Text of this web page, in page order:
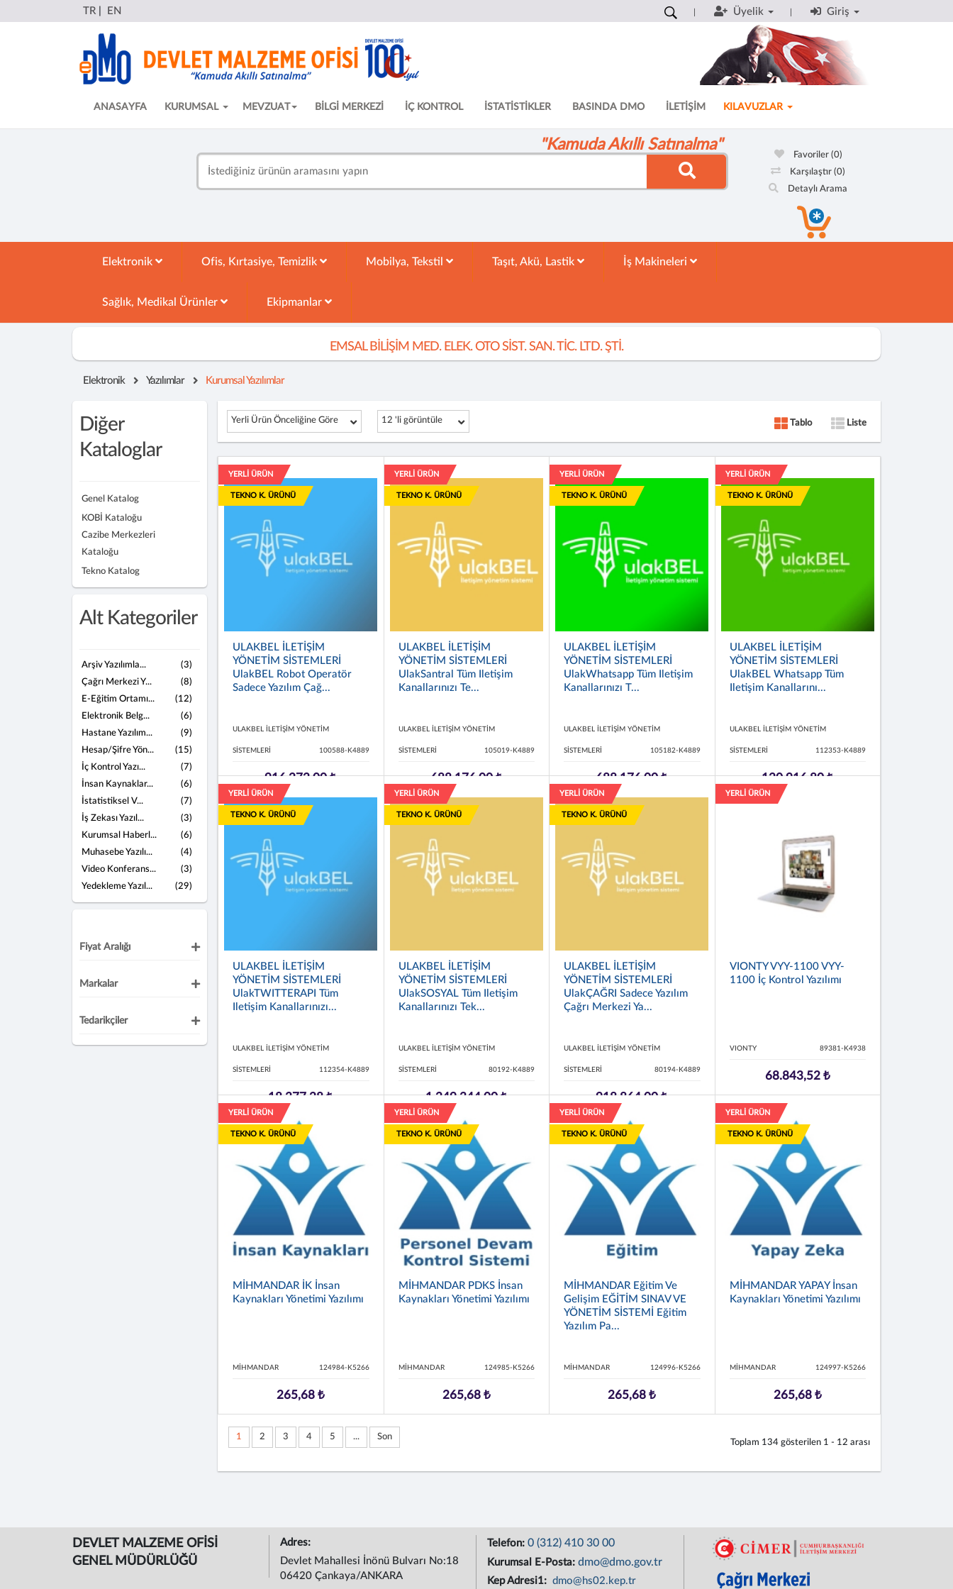
TR EN Üyelik Giriş
ANASAYFA KURUMSAL MEVZUAT BİLGİ MERKEZİ İÇ KONTROL İSTATİSTİKLER BASINDA DMO İLETİŞİM KILAVUZLAR
"Kamuda Akıllı Satınalma"
Favoriler (0)
Karşılaştır (0)
Detaylı Arama
Elektronik Ofis, Kırtasiye, Temizlik Mobilya, Tekstil Taşıt, Akü, Lastik İş Makineleri
Sağlık, Medikal Ürünler Ekipmanlar
EMSAL BİLİŞİM MED. ELEK. OTO SİST. SAN. TİC. LTD. ŞTİ.
Elektronik Yazılımlar Kurumsal Yazılımlar
Diğer
Kataloglar
Genel Katalog
KOBİ Kataloğu
Cazibe Merkezleri
Kataloğu
Tekno Katalog
Alt Kategoriler
Arşiv Yazılımla...
(3)
Çağrı Merkezi Y...
(8)
E-Eğitim Ortamı...
(12)
Elektronik Belg...
(6)
Hastane Yazılım...
(9)
Hesap/Şifre Yön...
(15)
İç Kontrol Yazı...
(7)
İnsan Kaynaklar...
(6)
İstatistiksel V...
(7)
İş Zekası Yazıl...
(3)
Kurumsal Haberl...
(6)
Muhasebe Yazılı...
(4)
Video Konferans...
(3)
Yedekleme Yazıl...
(29)
Fiyat Aralığı
Markalar
Tedarikçiler
Yerli Ürün Önceliğine Göre 12 'li görüntüle Tablo Liste
YERLİ ÜRÜN
TEKNO K. ÜRÜNÜ
ULAKBEL İLETİŞİM
YÖNETİM SİSTEMLERİ
UlakBEL Robot Operatör
Sadece Yazılım Çağ...
ULAKBEL İLETİŞİM YÖNETİM
SİSTEMLERİ 100588-K4889
916.272,00 ₺
YERLİ ÜRÜN
TEKNO K. ÜRÜNÜ
ULAKBEL İLETİŞİM
YÖNETİM SİSTEMLERİ
UlakSantral Tüm Iletişim
Kanallarınızı Te...
ULAKBEL İLETİŞİM YÖNETİM
SİSTEMLERİ 105019-K4889
688.176,00 ₺
YERLİ ÜRÜN
TEKNO K. ÜRÜNÜ
ULAKBEL İLETİŞİM
YÖNETİM SİSTEMLERİ
UlakWhatsapp Tüm Iletişim
Kanallarınızı T...
ULAKBEL İLETİŞİM YÖNETİM
SİSTEMLERİ 105182-K4889
688.176,00 ₺
YERLİ ÜRÜN
TEKNO K. ÜRÜNÜ
ULAKBEL İLETİŞİM
YÖNETİM SİSTEMLERİ
UlakBEL Whatsapp Tüm
Iletişim Kanallarını...
ULAKBEL İLETİŞİM YÖNETİM
SİSTEMLERİ 112353-K4889
120.916,80 ₺
YERLİ ÜRÜN
TEKNO K. ÜRÜNÜ
ULAKBEL İLETİŞİM
YÖNETİM SİSTEMLERİ
UlakTWITTERAPI Tüm
Iletişim Kanallarınızı...
ULAKBEL İLETİŞİM YÖNETİM
SİSTEMLERİ 112354-K4889
18.377,28 ₺
YERLİ ÜRÜN
TEKNO K. ÜRÜNÜ
ULAKBEL İLETİŞİM
YÖNETİM SİSTEMLERİ
UlakSOSYAL Tüm Iletişim
Kanallarınızı Tek...
ULAKBEL İLETİŞİM YÖNETİM
SİSTEMLERİ 80192-K4889
1.249.344,00 ₺
YERLİ ÜRÜN
TEKNO K. ÜRÜNÜ
ULAKBEL İLETİŞİM
YÖNETİM SİSTEMLERİ
UlakÇAĞRI Sadece Yazılım
Çağrı Merkezi Ya...
ULAKBEL İLETİŞİM YÖNETİM
SİSTEMLERİ 80194-K4889
918.864,00 ₺
YERLİ ÜRÜN
VIONTY VYY-1100 VYY-
1100 İç Kontrol Yazılımı
VIONTY 89381-K4938
68.843,52 ₺
YERLİ ÜRÜN
TEKNO K. ÜRÜNÜ
MİHMANDAR İK İnsan
Kaynakları Yönetimi Yazılımı
MİHMANDAR 124984-K5266
265,68 ₺
YERLİ ÜRÜN
TEKNO K. ÜRÜNÜ
MİHMANDAR PDKS İnsan
Kaynakları Yönetimi Yazılımı
MİHMANDAR 124985-K5266
265,68 ₺
YERLİ ÜRÜN
TEKNO K. ÜRÜNÜ
MİHMANDAR Eğitim Ve
Gelişim EĞİTİM SINAV VE
YÖNETİM SİSTEMİ Eğitim
Yazılım Pa...
MİHMANDAR 124996-K5266
265,68 ₺
YERLİ ÜRÜN
TEKNO K. ÜRÜNÜ
MİHMANDAR YAPAY İnsan
Kaynakları Yönetimi Yazılımı
MİHMANDAR 124997-K5266
265,68 ₺
1 2 3 4 5 ... Son
Toplam 134 gösterilen 1 - 12 arası
DEVLET MALZEME OFİSİ
GENEL MÜDÜRLÜĞÜ
Adres:
Devlet Mahallesi İnönü Bulvarı No:18
06420 Çankaya/ANKARA
Telefon: 0 (312) 410 30 00
Kurumsal E-Posta: dmo@dmo.gov.tr
Kep Adresi1: dmo@hs02.kep.tr